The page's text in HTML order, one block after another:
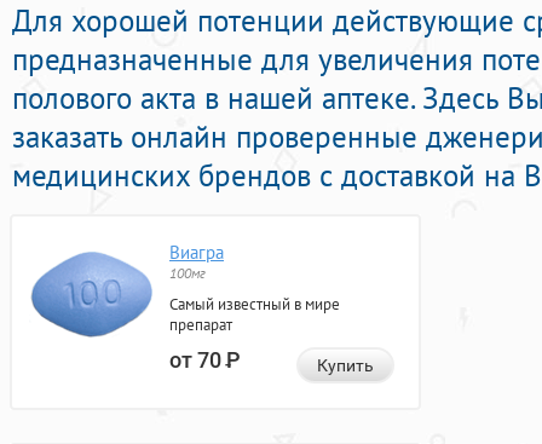
Для хорошей потенции действующие
предназначенные для увеличения
полового акта в нашей аптеке. Здесь
заказать онлайн проверенные
медицинских брендов с доставкой на
Виагра
100мг
Самый известный в мире
препарат
от 70Р Купить